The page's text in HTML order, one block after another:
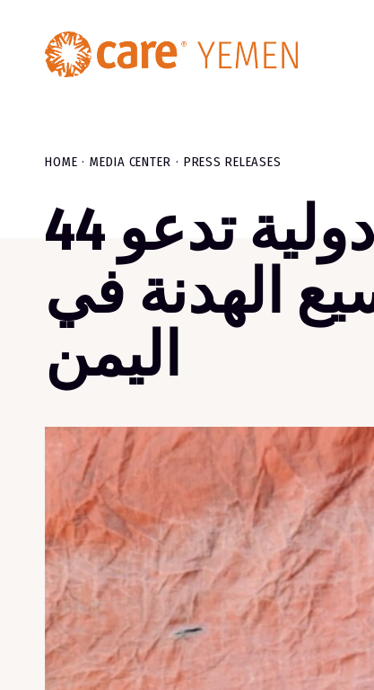
HOME MEDIA CENTER PRESS RELEASES
44 منظمة محلية و دولية تدعو
الهدنة في
اليمن